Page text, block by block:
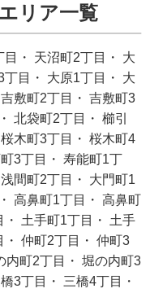
リア一覧
・ 天沼町2丁目・ 大
目・ 大原1丁目・ 大
敷町2丁目・ 吉敷町3
北袋町2丁目・ 櫛引
木町3丁目・ 桜木町4
3丁目・ 寿能町1丁
間町2丁目・ 大門町1
高鼻町1丁目・ 高鼻町
土手町1丁目・ 土手
仲町2丁目・ 仲町3
内町2丁目・ 堀の内町3
3丁目・ 三橋4丁目・